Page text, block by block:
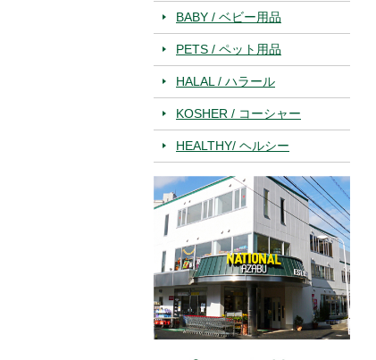
BABY / ベビー用品
PETS / ペット用品
HALAL / ハラール
KOSHER / コーシャー
HEALTHY/ ヘルシー